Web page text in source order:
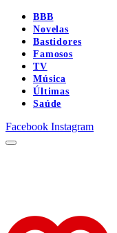
BBB
Novelas
Bastidores
Famosos
TV
Música
Últimas
Saúde
Facebook Instagram